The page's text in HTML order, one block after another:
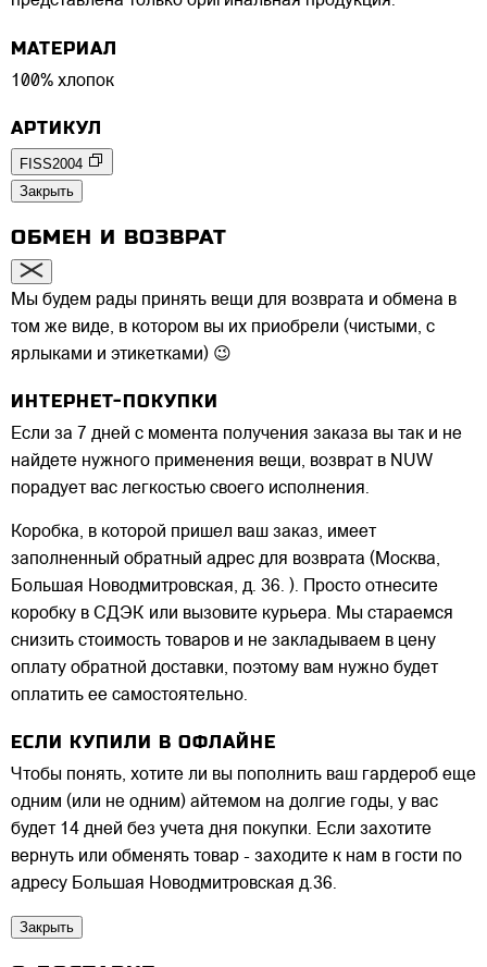
МАТЕРИАЛ
100% хлопок
АРТИКУЛ
FISS2004
Закрыть
ОБМЕН И ВОЗВРАТ
Мы будем рады принять вещи для возврата и обмена в
том же виде, в котором вы их приобрели (чистыми, с
ярлыками и этикетками) 😉
ИНТЕРНЕТ-ПОКУПКИ
Если за 7 дней с момента получения заказа вы так и не
найдете нужного применения вещи, возврат в NUW
порадует вас легкостью своего исполнения.
Коробка, в которой пришел ваш заказ, имеет
заполненный обратный адрес для возврата (Москва,
Большая Новодмитровская, д. 36. ). Просто отнесите
коробку в СДЭК или вызовите курьера. Мы стараемся
снизить стоимость товаров и не закладываем в цену
оплату обратной доставки, поэтому вам нужно будет
оплатить ее самостоятельно.
ЕСЛИ КУПИЛИ В ОФЛАЙНЕ
Чтобы понять, хотите ли вы пополнить ваш гардероб еще
одним (или не одним) айтемом на долгие годы, у вас
будет 14 дней без учета дня покупки. Если захотите
вернуть или обменять товар - заходите к нам в гости по
адресу Большая Новодмитровская д.36.
Закрыть